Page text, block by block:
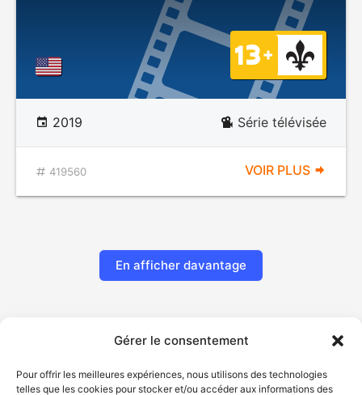
Gérer le consentement
Pour offrir les meilleures expériences, nous utilisons des technologies
telles que les cookies pour stocker et/ou accéder aux informations des
2019 Série télévisée
419560 VOIR PLUS
En afficher davantage